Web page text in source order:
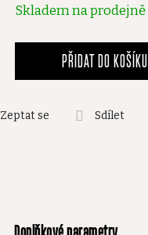
Skladem na prodejně
PŘIDAT DO KOŠÍKU
Zeptat se Sdílet